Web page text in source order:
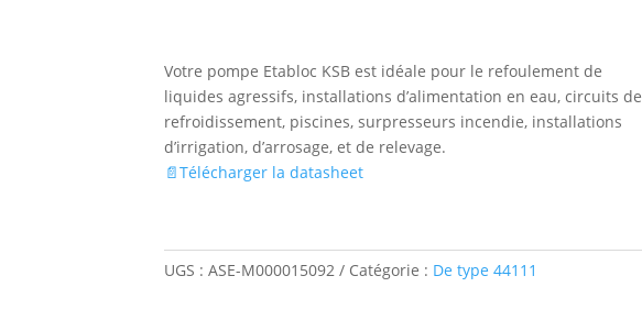
Votre pompe Etabloc KSB est idéale pour le refoulement de
liquides agressifs, installations d’alimentation en eau, circuits de
refroidissement, piscines, surpresseurs incendie, installations
d’irrigation, d’arrosage, et de relevage.
📄Télécharger la datasheet
UGS : ASE-M000015092 Catégorie : De type 44111